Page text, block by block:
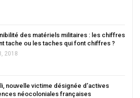
des matériels militaires : les chiffres
tache ou les taches qui font chiffres ?
2018
nouvelle victime désignée d’actives
néocoloniales françaises